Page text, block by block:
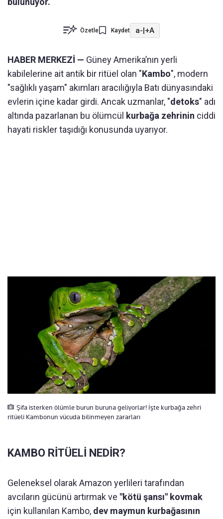
Özetle Kaydet a-|+A
HABER MERKEZİ — Güney Amerika’nın yerli
kabilelerine ait antik bir ritüel olan "Kambo", modern
"sağlıklı yaşam" akımları aracılığıyla Batı dünyasındaki
evlerin içine kadar girdi. Ancak uzmanlar, "detoks" adı
altında pazarlanan bu ölümcül kurbağa zehrinin ciddi
hayati riskler taşıdığı konusunda uyarıyor.
Şifa isterken ölümle burun buruna geliyorlar! İşte kurbağa zehri
ritüeli Kambonun vücuda bilinmeyen zararları
KAMBO RİTÜELİ NEDİR?
Geleneksel olarak Amazon yerlileri tarafından
avcıların gücünü artırmak ve "kötü şansı" kovmak
için kullanılan Kambo, dev maymun kurbağasının